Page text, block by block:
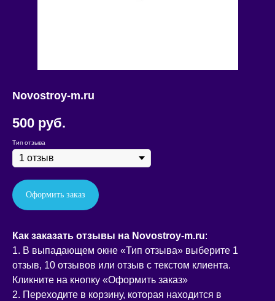
Novostroy-m.ru
500 руб.
Тип отзыва
Оформить заказ
Как заказать отзывы на Novostroy-m.ru:
1. В выпадающем окне «Тип отзыва» выберите 1
отзыв, 10 отзывов или отзыв с текстом клиента.
Кликните на кнопку «Оформить заказ»
2. Переходите в корзину, которая находится в